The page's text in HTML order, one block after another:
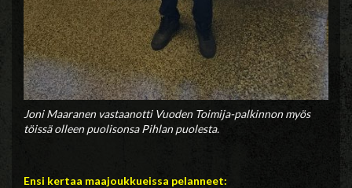
Joni Maaranen vastaanotti Vuoden Toimija-palkinnon myös
töissä olleen puolisonsa Pihlan puolesta.
Ensi kertaa maajoukkueissa pelanneet: